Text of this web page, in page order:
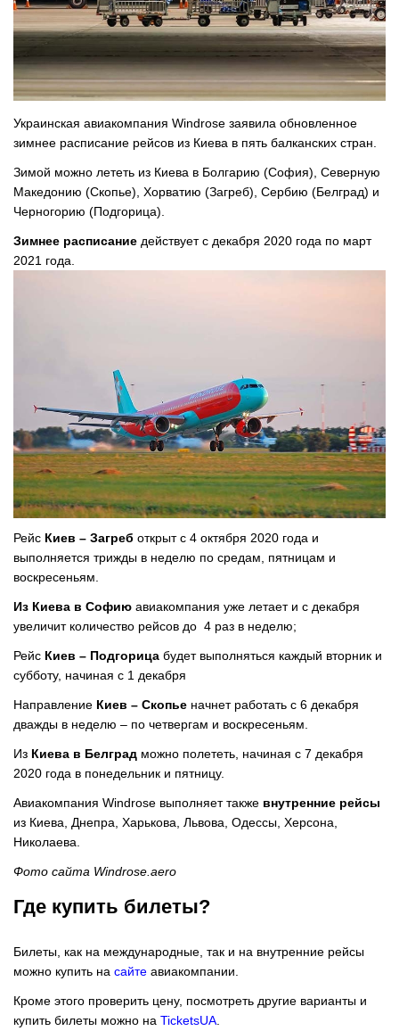
Украинская авиакомпания Windrose заявила обновленное
зимнее расписание рейсов из Киева в пять балканских стран.
Зимой можно лететь из Киева в Болгарию (София), Северную
Македонию (Скопье), Хорватию (Загреб), Сербию (Белград) и
Черногорию (Подгорица).
Зимнее расписание действует с декабря 2020 года по март
2021 года.
Рейс Киев – Загреб открыт с 4 октября 2020 года и
выполняется трижды в неделю по средам, пятницам и
воскресеньям.
Из Киева в Софию авиакомпания уже летает и с декабря
увеличит количество рейсов до 4 раз в неделю;
Рейс Киев – Подгорица будет выполняться каждый вторник и
субботу, начиная с 1 декабря
Направление Киев – Скопье начнет работать с 6 декабря
дважды в неделю – по четвергам и воскресеньям.
Из Киева в Белград можно полететь, начиная с 7 декабря
2020 года в понедельник и пятницу.
Авиакомпания Windrose выполняет также внутренние рейсы
из Киева, Днепра, Харькова, Львова, Одессы, Херсона,
Николаева.
Фото сайта Windrose.aero
Где купить билеты?
Билеты, как на международные, так и на внутренние рейсы
можно купить на сайте авиакомпании.
Кроме этого проверить цену, посмотреть другие варианты и
купить билеты можно на TicketsUA.